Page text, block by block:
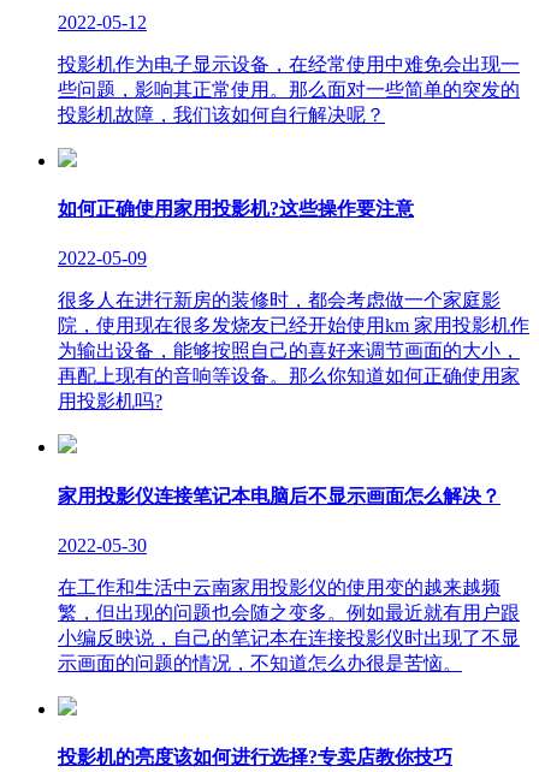
2022-05-12
投影机作为电子显示设备，在经常使用中难免会出现一
些问题，影响其正常使用。那么面对一些简单的突发的
投影机故障，我们该如何自行解决呢？
如何正确使用家用投影机?这些操作要注意
2022-05-09
很多人在进行新房的装修时，都会考虑做一个家庭影
院，使用现在很多发烧友已经开始使用km 家用投影机作
为输出设备，能够按照自己的喜好来调节画面的大小，
再配上现有的音响等设备。那么你知道如何正确使用家
用投影机吗?
家用投影仪连接笔记本电脑后不显示画面怎么解决？
2022-05-30
在工作和生活中云南家用投影仪的使用变的越来越频
繁，但出现的问题也会随之变多。例如最近就有用户跟
小编反映说，自己的笔记本在连接投影仪时出现了不显
示画面的问题的情况，不知道怎么办很是苦恼。
投影机的亮度该如何进行选择?专卖店教你技巧